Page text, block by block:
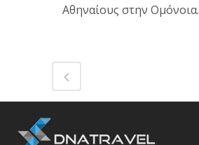
Αθηναίους στην Ομόνοια.